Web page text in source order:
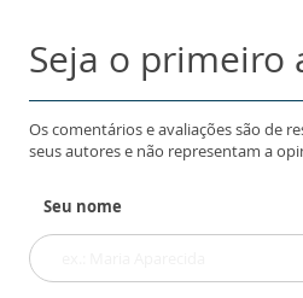
Seja o primeiro
Os comentários e avaliações são de
seus autores e não representam a
Seu nome